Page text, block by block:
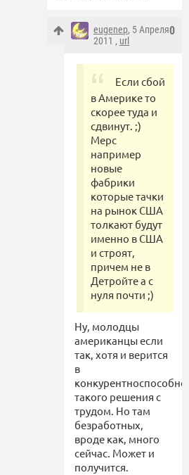
0
eugenep, 5 Апреля
2011 , url
Если сбой
в Америке то
скорее туда и
сдвинут. ;)
Мерс
например
новые
фабрики
которые тачки
на рынок США
толкают будут
именно в США
и строят,
причем не в
Детройте а с
нуля почти ;)
Ну, молодцы
американцы если
так, хотя и верится
в
такого решения с
трудом. Но там
безработных,
вроде как, много
сейчас. Может и
получится.